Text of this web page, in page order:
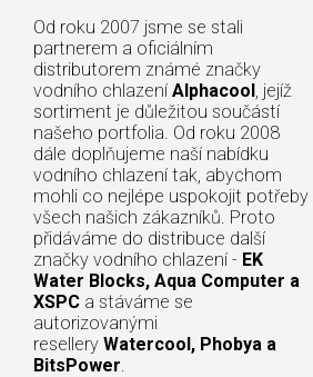
Od roku 2007 jsme se stali
partnerem a oficiálním
distributorem známé značky
vodního chlazení Alphacool, jejíž
sortiment je důležitou součástí
našeho portfolia. Od roku 2008
dále doplňujeme naší nabídku
vodního chlazení tak, abychom
mohli co nejlépe uspokojit potřeby
všech našich zákazníků. Proto
přidáváme do distribuce další
značky vodního chlazení - EK
Water Blocks, Aqua Computer a
XSPC a stáváme se
autorizovanými
resellery Watercool, Phobya a
BitsPower.